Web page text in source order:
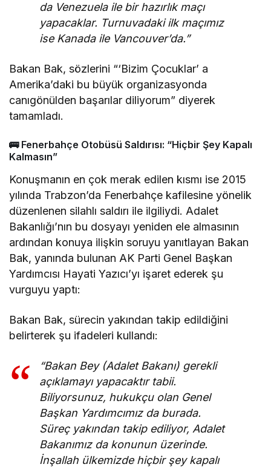
da Venezuela ile bir hazırlık maçı
yapacaklar. Turnuvadaki ilk maçımız
ise Kanada ile Vancouver’da.”
Bakan Bak, sözlerini “‘Bizim Çocuklar’ a
Amerika’daki bu büyük organizasyonda
canıgönülden başarılar diliyorum” diyerek
tamamladı.
🚌 Fenerbahçe Otobüsü Saldırısı: “Hiçbir Şey Kapalı
Kalmasın”
Konuşmanın en çok merak edilen kısmı ise 2015
yılında Trabzon’da Fenerbahçe kafilesine yönelik
düzenlenen silahlı saldırı ile ilgiliydi. Adalet
Bakanlığı’nın bu dosyayı yeniden ele almasının
ardından konuya ilişkin soruyu yanıtlayan Bakan
Bak, yanında bulunan AK Parti Genel Başkan
Yardımcısı Hayati Yazıcı’yı işaret ederek şu
vurguyu yaptı:
Bakan Bak, sürecin yakından takip edildiğini
belirterek şu ifadeleri kullandı:
“Bakan Bey (Adalet Bakanı) gerekli
açıklamayı yapacaktır tabii.
Biliyorsunuz, hukukçu olan Genel
Başkan Yardımcımız da burada.
Süreç yakından takip ediliyor, Adalet
Bakanımız da konunun üzerinde.
İnşallah ülkemizde hiçbir şey kapalı